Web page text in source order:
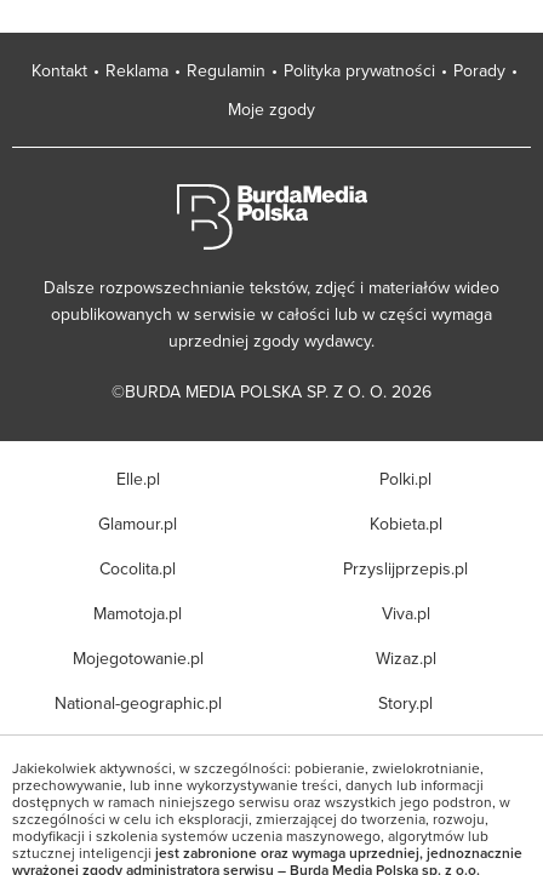
Kontakt Reklama Regulamin Polityka prywatności
Porady
Moje zgody
Dalsze rozpowszechnianie tekstów, zdjęć i materiałów wideo
opublikowanych w serwisie w całości lub w części wymaga
uprzedniej zgody wydawcy.
©BURDA MEDIA POLSKA SP. Z O. O. 2026
Elle.pl
Glamour.pl
Cocolita.pl
Mamotoja.pl
Mojegotowanie.pl
National-geographic.pl
Polki.pl
Kobieta.pl
Przyslijprzepis.pl
Viva.pl
Wizaz.pl
Story.pl
Jakiekolwiek aktywności, w szczególności: pobieranie, zwielokrotnianie,
przechowywanie, lub inne wykorzystywanie treści, danych lub informacji
dostępnych w ramach niniejszego serwisu oraz wszystkich jego podstron, w
szczególności w celu ich eksploracji, zmierzającej do tworzenia, rozwoju,
modyfikacji i szkolenia systemów uczenia maszynowego, algorytmów lub
sztucznej inteligencji jest zabronione oraz wymaga uprzedniej, jednoznacznie
wyrażonej zgody administratora serwisu – Burda Media Polska sp. z o.o.